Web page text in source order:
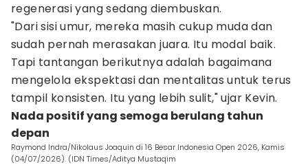
regenerasi yang sedang diembuskan.
"Dari sisi umur, mereka masih cukup muda dan
sudah pernah merasakan juara. Itu modal baik.
Tapi tantangan berikutnya adalah bagaimana
mengelola ekspektasi dan mentalitas untuk terus
tampil konsisten. Itu yang lebih sulit," ujar Kevin.
Nada positif yang semoga berulang tahun
depan
Raymond Indra/Nikolaus Joaquin di 16 Besar Indonesia Open 2026, Kamis
(04/07/2026). (IDN Times/Aditya Mustaqim